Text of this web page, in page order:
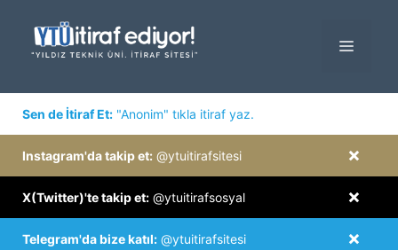
MENÜ
Sen de İtiraf Et: "Anonim" tıkla itiraf yaz.
×
Instagram'da takip et: @ytuitirafsitesi
×
X(Twitter)'te takip et: @ytuitirafsosyal
×
Telegram'da bize katıl: @ytuitirafsitesi